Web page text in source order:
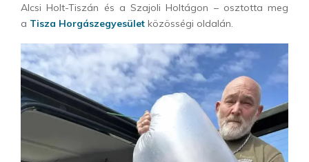
Alcsi Holt-Tiszán és a Szajoli Holtágon – osztotta meg
a Tisza Horgászegyesület közösségi oldalán.